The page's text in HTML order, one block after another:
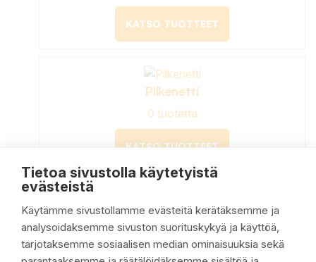
Tietoa sivustolla käytetyistä
evästeistä
Käytämme sivustollamme evästeitä kerätäksemme ja
analysoidaksemme sivuston suorituskykyä ja käyttöä,
tarjotaksemme sosiaalisen median ominaisuuksia sekä
KATSO TUOTTEET
Pilkenetti
0 tuotetta
KATSO TUOTTEET
Pollen Paras
0 tuotetta